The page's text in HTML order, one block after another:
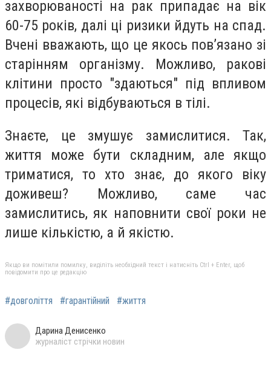
захворюваності на рак припадає на вік
60-75 років, далі ці ризики йдуть на спад.
Вчені вважають, що це якось пов’язано зі
старінням організму. Можливо, ракові
клітини просто "здаються" під впливом
процесів, які відбуваються в тілі.
Знаєте, це змушує замислитися. Так,
життя може бути складним, але якщо
триматися, то хто знає, до якого віку
доживеш? Можливо, саме час
замислитись, як наповнити свої роки не
лише кількістю, а й якістю.
Якщо ви помітили помилку, виділіть необхідний текст і натисніть Ctrl + Enter, щоб
повідомити про це редакцію
#довголіття #гарантійний #життя
Дарина Денисенко
журналіст стрічки новин